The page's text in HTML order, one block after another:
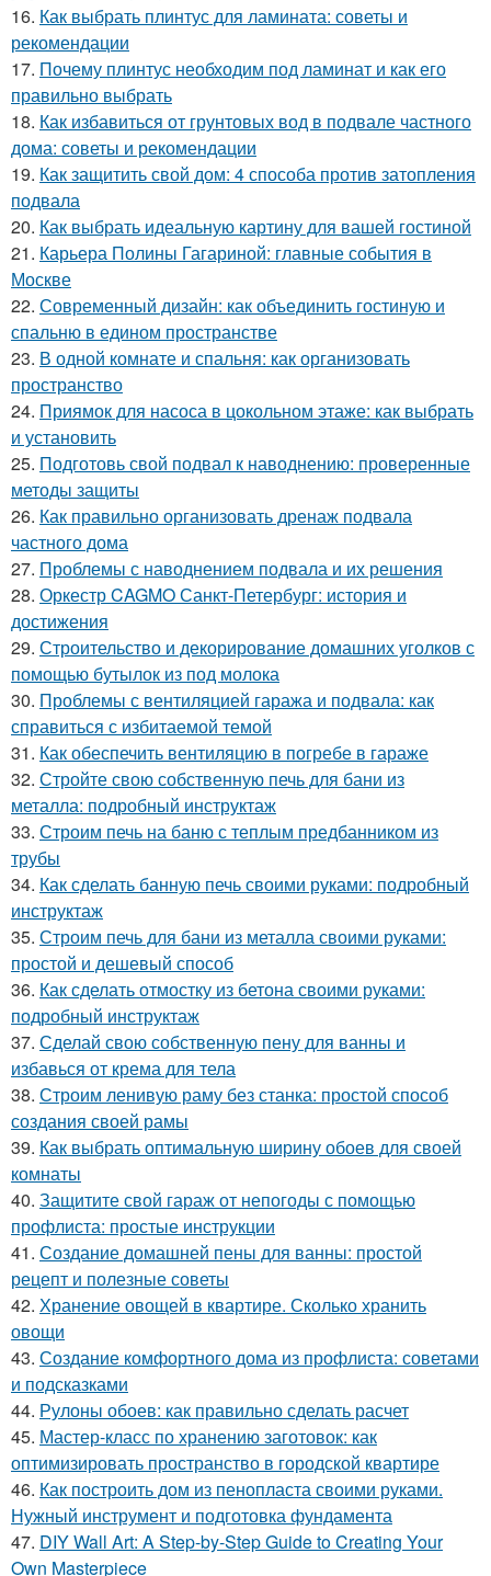
16. Как выбрать плинтус для ламината: советы и
рекомендации
17. Почему плинтус необходим под ламинат и как его
правильно выбрать
18. Как избавиться от грунтовых вод в подвале частного
дома: советы и рекомендации
19. Как защитить свой дом: 4 способа против затопления
подвала
20. Как выбрать идеальную картину для вашей гостиной
21. Карьера Полины Гагариной: главные события в
Москве
22. Современный дизайн: как объединить гостиную и
спальню в едином пространстве
23. В одной комнате и спальня: как организовать
пространство
24. Приямок для насоса в цокольном этаже: как выбрать
и установить
25. Подготовь свой подвал к наводнению: проверенные
методы защиты
26. Как правильно организовать дренаж подвала
частного дома
27. Проблемы с наводнением подвала и их решения
28. Оркестр CAGMO Санкт-Петербург: история и
достижения
29. Строительство и декорирование домашних уголков с
помощью бутылок из под молока
30. Проблемы с вентиляцией гаража и подвала: как
справиться с избитаемой темой
31. Как обеспечить вентиляцию в погребе в гараже
32. Стройте свою собственную печь для бани из
металла: подробный инструктаж
33. Строим печь на баню с теплым предбанником из
трубы
34. Как сделать банную печь своими руками: подробный
инструктаж
35. Строим печь для бани из металла своими руками:
простой и дешевый способ
36. Как сделать отмостку из бетона своими руками:
подробный инструктаж
37. Сделай свою собственную пену для ванны и
избавься от крема для тела
38. Строим ленивую раму без станка: простой способ
создания своей рамы
39. Как выбрать оптимальную ширину обоев для своей
комнаты
40. Защитите свой гараж от непогоды с помощью
профлиста: простые инструкции
41. Создание домашней пены для ванны: простой
рецепт и полезные советы
42. Хранение овощей в квартире. Сколько хранить
овощи
43. Создание комфортного дома из профлиста: советами
и подсказками
44. Рулоны обоев: как правильно сделать расчет
45. Мастер-класс по хранению заготовок: как
оптимизировать пространство в городской квартире
46. Как построить дом из пенопласта своими руками.
Нужный инструмент и подготовка фундамента
47. DIY Wall Art: A Step-by-Step Guide to Creating Your
Own Masterpiece